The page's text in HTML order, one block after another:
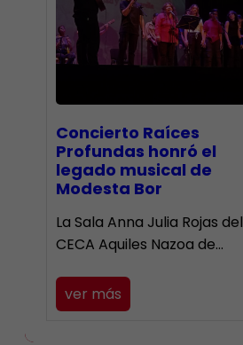
​Concierto Raíces
Profundas honró el
legado musical de
Modesta Bor
La Sala Anna Julia Rojas del
CECA Aquiles Nazoa de…
ver más